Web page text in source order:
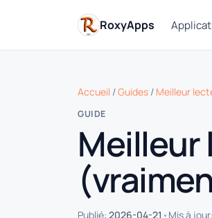
RoxyApps
Accueil /Guides / Meilleur
GUIDE
Meilleur
Publié: 2026-04-21 • Mis à jour: